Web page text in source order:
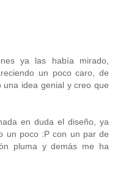
ya las había mirado,
un poco caro, de
idea genial y creo que
en duda el diseño, ya
un poco :P con un par de
pluma y demás me ha